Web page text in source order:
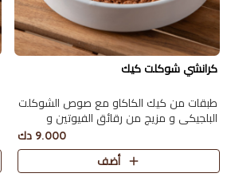
كرانشي شوكلت كيك
طبقات من كيك الكاكاو مع صوص الشوكلت
البلجيكي و مزيج من رقائق الفيوتين و
الخلطة الخاصة من لافا كيك تكفي 6 اشخاص9.000 دك
أضف